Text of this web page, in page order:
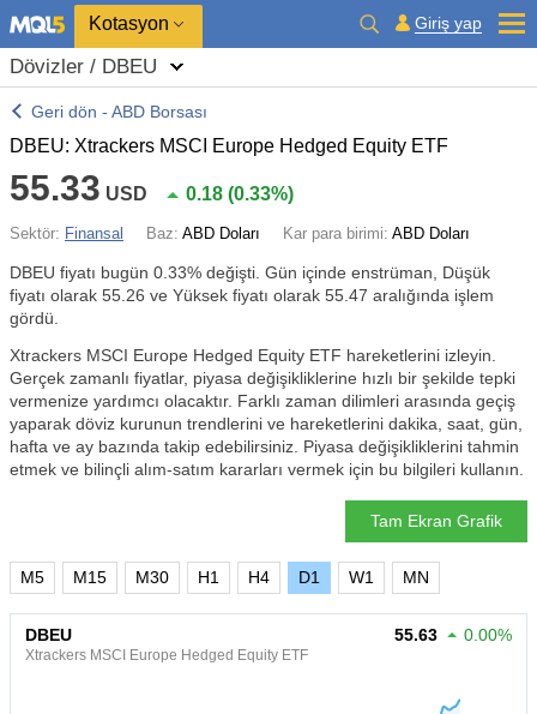
Kotasyon Giriş yap
Dövizler / DBEU
Geri dön - ABD Borsası
DBEU: Xtrackers MSCI Europe Hedged Equity ETF
55.33 USD 0.18 (0.33%)
Sektör: Finansal Baz: ABD Doları Kar para birimi: ABD Doları
DBEU fiyatı bugün 0.33% değişti. Gün içinde enstrüman, Düşük
fiyatı olarak 55.26 ve Yüksek fiyatı olarak 55.47 aralığında işlem
gördü.
Xtrackers MSCI Europe Hedged Equity ETF hareketlerini izleyin.
Gerçek zamanlı fiyatlar, piyasa değişikliklerine hızlı bir şekilde tepki
vermenize yardımcı olacaktır. Farklı zaman dilimleri arasında geçiş
yaparak döviz kurunun trendlerini ve hareketlerini dakika, saat, gün,
hafta ve ay bazında takip edebilirsiniz. Piyasa değişikliklerini tahmin
etmek ve bilinçli alım-satım kararları vermek için bu bilgileri kullanın.
Tam Ekran Grafik
M5 M15 M30 H1 H4 D1 W1 MN
DBEU
Xtrackers MSCI Europe Hedged Equity ETF
55.63 0.00%